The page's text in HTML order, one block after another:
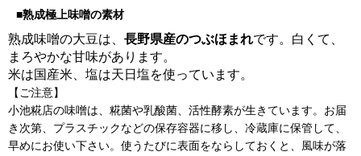
■熟成極上味噌の素材
熟成味噌の大豆は、 長野県産のつぶほまれです。白くて、
まろやかな甘味があります。
米は国産米、塩は天日塩を使っています。
【ご注意】
小池糀店の味噌は、糀菌や乳酸菌、活性酵素が生きています。お届
き次第、プラスチックなどの保存容器に移し、冷蔵庫に保管して、
早めにお使い下さい。使うたびに表面をならしておくと、風味が落